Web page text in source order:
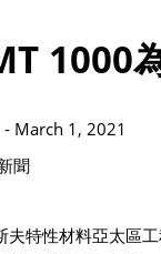
1000
- March 1, 2021
聞
特性材料亞太區